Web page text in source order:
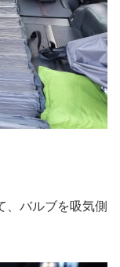
、バルブを吸気側